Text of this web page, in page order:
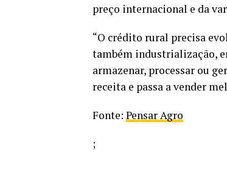
preço internacional e da
“O crédito rural precisa
também industrialização,
armazenar, processar ou
receita e passa a vender
Fonte: Pensar Agro
;